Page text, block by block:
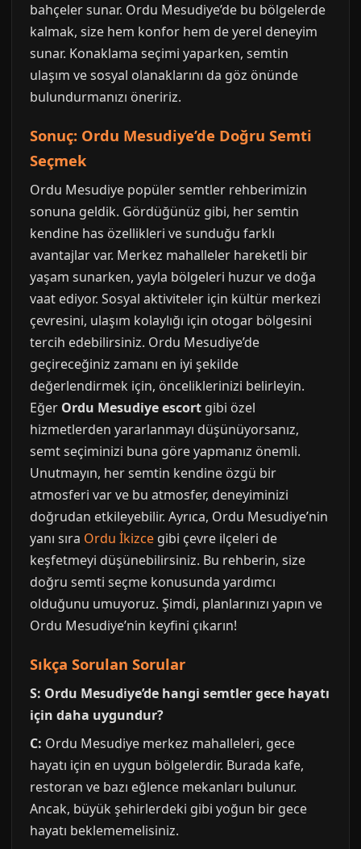
bahçeler sunar. Ordu Mesudiye’de bu bölgelerde
kalmak, size hem konfor hem de yerel deneyim
sunar. Konaklama seçimi yaparken, semtin
ulaşım ve sosyal olanaklarını da göz önünde
bulundurmanızı öneririz.
Sonuç: Ordu Mesudiye’de Doğru Semti
Seçmek
Ordu Mesudiye popüler semtler rehberimizin
sonuna geldik. Gördüğünüz gibi, her semtin
kendine has özellikleri ve sunduğu farklı
avantajlar var. Merkez mahalleler hareketli bir
yaşam sunarken, yayla bölgeleri huzur ve doğa
vaat ediyor. Sosyal aktiviteler için kültür merkezi
çevresini, ulaşım kolaylığı için otogar bölgesini
tercih edebilirsiniz. Ordu Mesudiye’de
geçireceğiniz zamanı en iyi şekilde
değerlendirmek için, önceliklerinizi belirleyin.
Eğer Ordu Mesudiye escort gibi özel
hizmetlerden yararlanmayı düşünüyorsanız,
semt seçiminizi buna göre yapmanız önemli.
Unutmayın, her semtin kendine özgü bir
atmosferi var ve bu atmosfer, deneyiminizi
doğrudan etkileyebilir. Ayrıca, Ordu Mesudiye’nin
yanı sıra Ordu İkizce gibi çevre ilçeleri de
keşfetmeyi düşünebilirsiniz. Bu rehberin, size
doğru semti seçme konusunda yardımcı
olduğunu umuyoruz. Şimdi, planlarınızı yapın ve
Ordu Mesudiye’nin keyfini çıkarın!
Sıkça Sorulan Sorular
S: Ordu Mesudiye’de hangi semtler gece hayatı
için daha uygundur?
C: Ordu Mesudiye merkez mahalleleri, gece
hayatı için en uygun bölgelerdir. Burada kafe,
restoran ve bazı eğlence mekanları bulunur.
Ancak, büyük şehirlerdeki gibi yoğun bir gece
hayatı beklememelisiniz.